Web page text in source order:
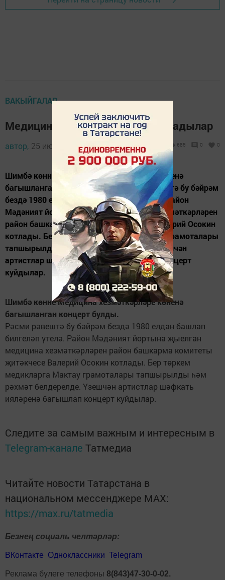
ВАКЫЙГАЛАР
Медицина хезмәткәрләрен котладылар
автор, 25 июнь 2014 - 04:20 685 0 0
Шимбә көнне Медицина хезмәткәрләре көненә
багышланган концерт булды. Рәсми рәвештә бу бәйрәм
бездә 1980 елдан башлап билгеләп үтелә. Район
Мәдәният йортына җыелган медицина хезмәткәрләрен
район башкарма комитеты җитәкчесе Валерий Осокин
котлады. Бер төркем медикларга Мактау грамоталары
тапшырылды һәм рәхмәт белдерелде. Үзешчән
артистлар шәфкать ияләренә багышлап концерт
куйдылар.
Шимбә көнне Медицина хезмәткәрләре көненә
багышланган концерт булды.
Рәсми рәвештә бу бәйрәм бездә 1980 елдан башлап
билгеләп үтелә. Район Мәдәният йортына җыелган
медицина хезмәткәрләрен район башкарма комитеты
җитәкчесе Валерий Осокин котлады. Бер төркем
медикларга Мактау грамоталары тапшырылды һәм
рәхмәт белдерелде. Үзешчән артистлар шәфкать
ияләренә багышлап концерт куйдылар.
Следите за самым важным и интересным в
Telegram-канале Татмедиа
Читайте новости Татарстана в
национальном мессенджере MАХ:
https://max.ru/tatmedia
Безнең социаль челтәрләр:
ВКонтакте Одноклассники Telegram
Реклама бүлеге телефоны 8(843)47-30-0-02.